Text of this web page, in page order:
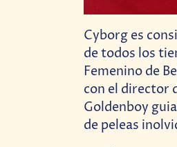
Cyborg es
de todos los
Femenino de
con el director
Goldenboy
de peleas